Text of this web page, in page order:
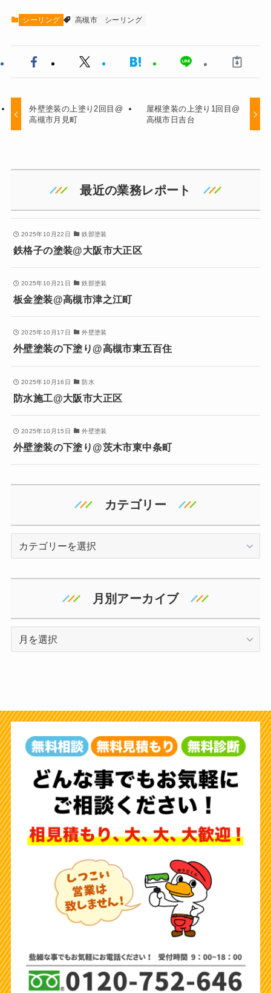
シーリング 高槻市 シーリング
外壁塗装の上塗り2回目@
高槻市月見町
屋根塗装の上塗り1回目@
高槻市日吉台
最近の業務レポート
2025年10月22日 鉄部塗装
鉄格子の塗装@大阪市大正区
2025年10月21日 鉄部塗装
板金塗装@高槻市津之江町
2025年10月17日 外壁塗装
外壁塗装の下塗り@高槻市東五百住
2025年10月16日 防水
防水施工@大阪市大正区
2025年10月15日 外壁塗装
外壁塗装の下塗り@茨木市東中条町
カテゴリー
月別アーカイブ